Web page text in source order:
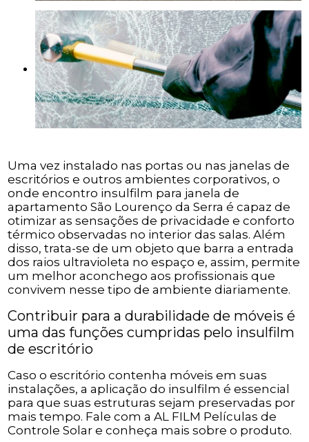
Uma vez instalado nas portas ou nas janelas de
escritórios e outros ambientes corporativos, o
onde encontro insulfilm para janela de
apartamento São Lourenço da Serra é capaz de
otimizar as sensações de privacidade e conforto
térmico observadas no interior das salas. Além
disso, trata-se de um objeto que barra a entrada
dos raios ultravioleta no espaço e, assim, permite
um melhor aconchego aos profissionais que
convivem nesse tipo de ambiente diariamente.
Contribuir para a durabilidade de móveis é
uma das funções cumpridas pelo insulfilm
de escritório
Caso o escritório contenha móveis em suas
instalações, a aplicação do insulfilm é essencial
para que suas estruturas sejam preservadas por
mais tempo. Fale com a AL FILM Películas de
Controle Solar e conheça mais sobre o produto.